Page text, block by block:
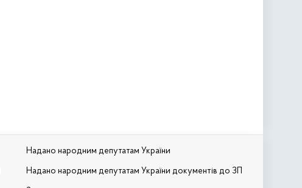
Надано народним депутатам України
Надано народним депутатам України документів до ЗП